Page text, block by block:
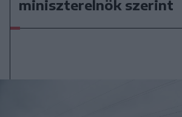
miniszterelnök szerint